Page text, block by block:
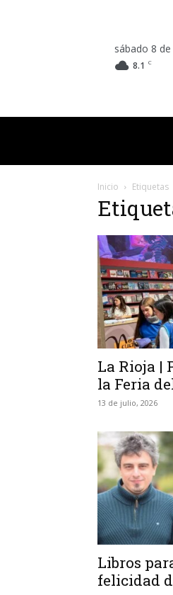
sábado 8
8.1 C
Inicio Etiquetas
La Rioja |
la Feria
13 de julio, 2026
Libros
felicidad